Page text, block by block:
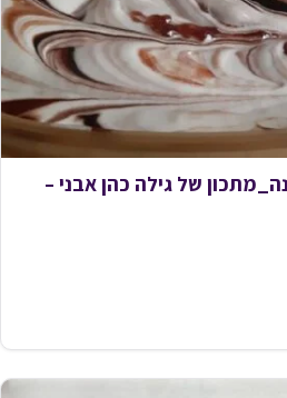
של גילה כהן אבני –